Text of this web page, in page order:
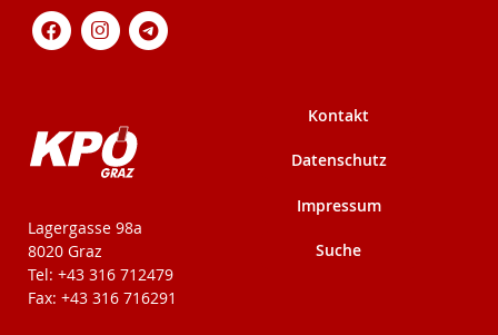
KPÖ-Steiermark
Lagergasse 98a
8020 Graz
Tel: +43 316 712479
Fax: +43 316 716291
Kontakt
Datenschutz
Impressum
Suche